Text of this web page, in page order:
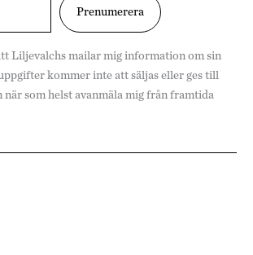
Liljevalchs mailar mig information om sin
kommer inte att säljas eller ges till
när som helst avanmäla mig från framtida